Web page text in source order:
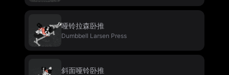
哑铃拉森卧推
Dumbbell Larsen Press
斜面哑铃卧推